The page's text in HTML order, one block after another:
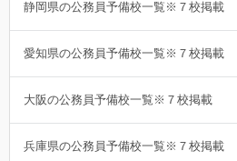
静岡県の公務員予備校一覧※７校掲載
愛知県の公務員予備校一覧※７校掲載
大阪の公務員予備校一覧※７校掲載
兵庫県の公務員予備校一覧※７校掲載